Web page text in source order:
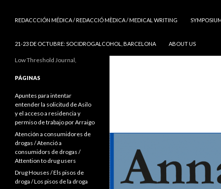
REDACCCIÓN MÉDICA / REDACCIÓ MÈDICA / MEDICAL WRITING
21-23 DE OCTUBRE: SOCIDROGALCOHOL, BARCELONA ABOUT US
Low Threshold Journal,
PÁGINAS
Apuntes para intentar
entender la solicitud de Asilo
y el acceso a residencia y
permiso de trabajo por Arraigo
Atención a consumidores de
drogas / Atenció a
consumidors de drogas /
Attention to drug users
Drug Houses / Els pisos de
droga / Los pisos de la droga